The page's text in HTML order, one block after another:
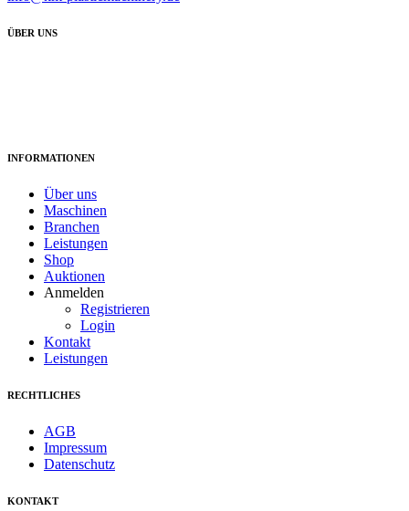
ÜBER UNS
INFORMATIONEN
Über uns
Maschinen
Branchen
Leistungen
Shop
Auktionen
Anmelden
Registrieren
Login
Kontakt
Leistungen
RECHTLICHES
AGB
Impressum
Datenschutz
KONTAKT